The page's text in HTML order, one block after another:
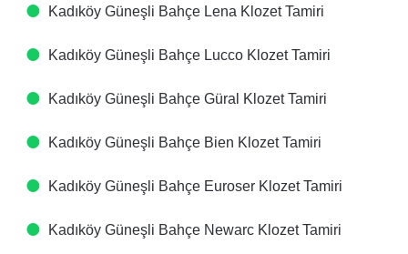
Kadıköy Güneşli Bahçe Lena Klozet Tamiri
Kadıköy Güneşli Bahçe Lucco Klozet Tamiri
Kadıköy Güneşli Bahçe Güral Klozet Tamiri
Kadıköy Güneşli Bahçe Bien Klozet Tamiri
Kadıköy Güneşli Bahçe Euroser Klozet Tamiri
Kadıköy Güneşli Bahçe Newarc Klozet Tamiri